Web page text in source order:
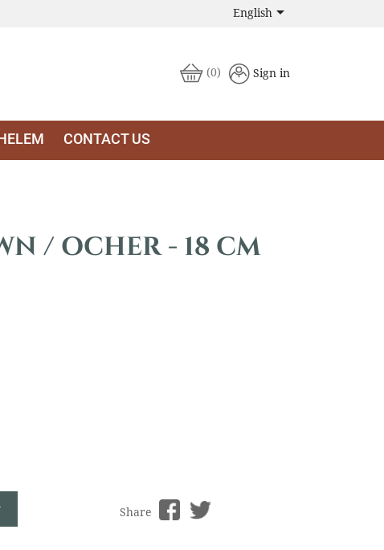
English
Sign in
(0)
CONTACT US
/ OCHER - 18 CM
Share